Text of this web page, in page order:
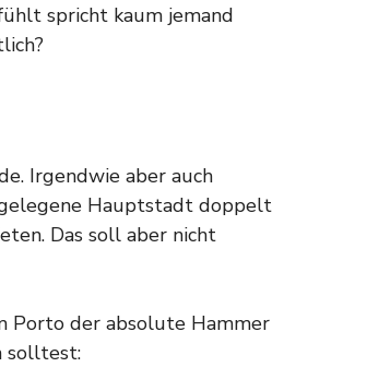
spricht kaum jemand
Irgendwie aber auch
Hauptstadt doppelt
Das soll aber nicht
Porto der absolute Hammer
solltest: